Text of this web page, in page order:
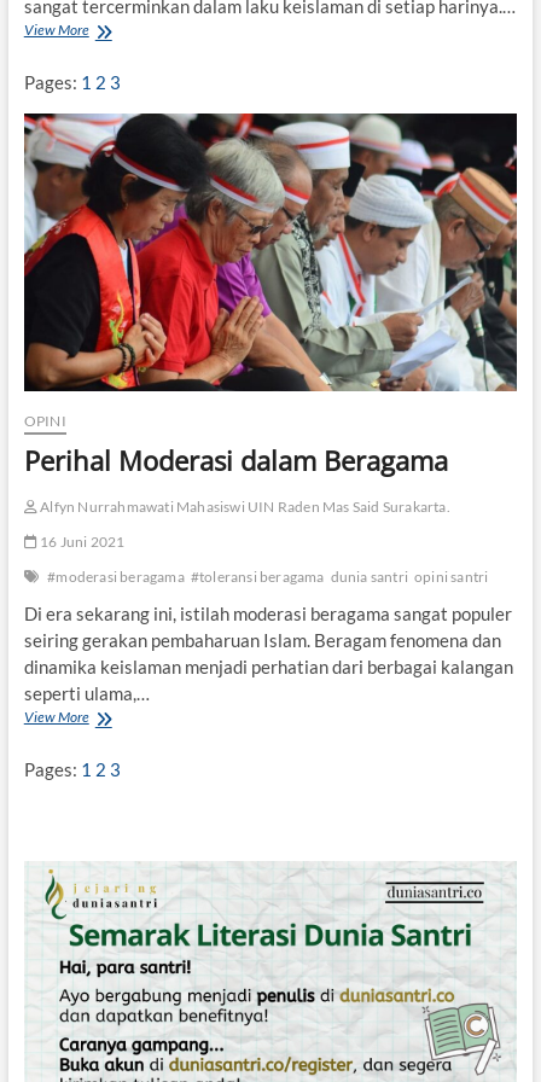
sangat tercerminkan dalam laku keislaman di setiap harinya.…
View MoreM
m
a
h
a
m
M
o
d
e
i
d
S
n
M
u
a
s
i
Pages: 1 2 3
OPINI
Perihal Moderasi dalam Beragama
Alfyn Nurrahmawati Mahasiswi UIN Raden Mas Said Surakarta.
16 Juni 2021
#moderasi beragama #toleransi beragama dunia santri opini santri
Di era sekarang ini, istilah moderasi beragama sangat populer
seiring gerakan pembaharuan Islam. Beragam fenomena dan
dinamika keislaman menjadi perhatian dari berbagai kalangan
seperti ulama,…
View MoreP
i
o
d
e
r
a
s
i
d
a
Pages: 1 2 3